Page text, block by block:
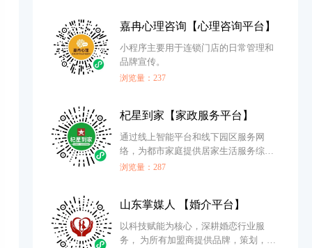
嘉冉心理咨询【心理咨询平台】
小程序主要用于连锁门店的日常管理和
品牌宣传。
浏览量：237
杞星到家【家政服务平台】
通过线上智能平台和线下园区服务网
络，为都市家庭提供居家生活服务综合
解决方案与现代管家服务体验。
浏览量：287
山东掌媒人 【婚介平台】
以科技赋能为核心，深耕婚恋行业服
务， 为所有加盟商提供品牌，策划，运